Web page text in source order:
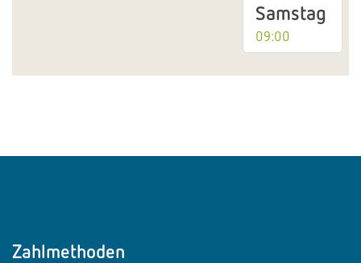
Samstag
09:00
Zahlmethoden